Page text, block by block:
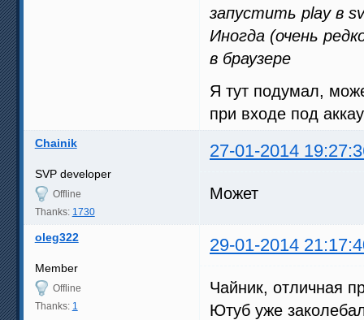
запустить play в
Иногда (очень
в браузере
Я тут подумал,
при входе под
Chainik 27-01-2014
SVP developer
Offline
Thanks: 1730
Может
oleg322 29-01-2014
Member
Offline
Thanks: 1
Чайник, отличная
Ютуб уже